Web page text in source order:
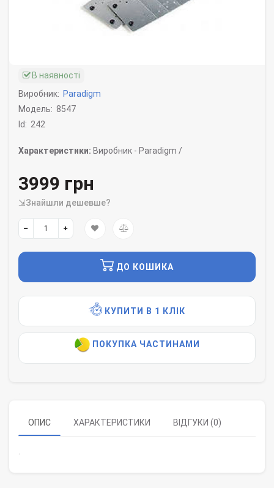
В наявності
Виробник: Paradigm
Модель: 8547
Id: 242
Характеристики: Виробник - Paradigm /
3999 грн
⇲Знайшли дешевше?
ДО КОШИКА
КУПИТИ В 1 КЛІК
ПОКУПКА ЧАСТИНАМИ
ОПИС ХАРАКТЕРИСТИКИ ВІДГУКИ (0)
.